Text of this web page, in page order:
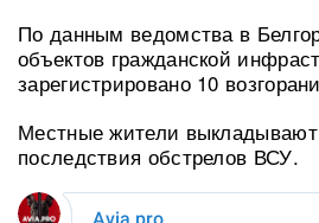
По данным ведомства в
объектов гражданской
зарегистрировано 10
Местные жители
последствия обстрелов ВСУ.